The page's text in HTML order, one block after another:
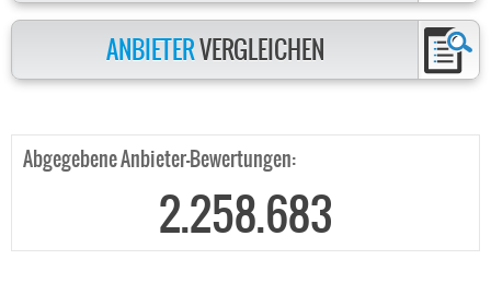
ANBIETERVERGLEICHEN
Abgegebene Anbieter-Bewertungen:
2.258.683